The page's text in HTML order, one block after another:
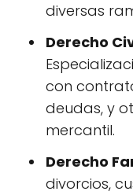
diversas
Derecho
con
deudas, y
mercantil.
Derecho
divorcios,